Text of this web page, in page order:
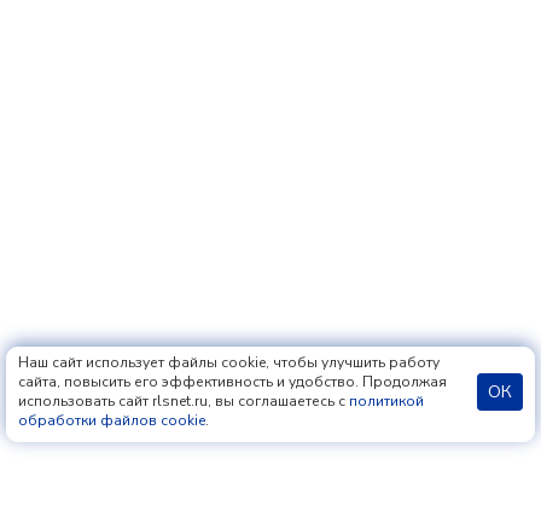
Наш сайт использует файлы cookie, чтобы улучшить работу
сайта, повысить его эффективность и удобство. Продолжая
использовать сайт rlsnet.ru, вы соглашаетесь с политикой
обработки файлов cookie.
ОК